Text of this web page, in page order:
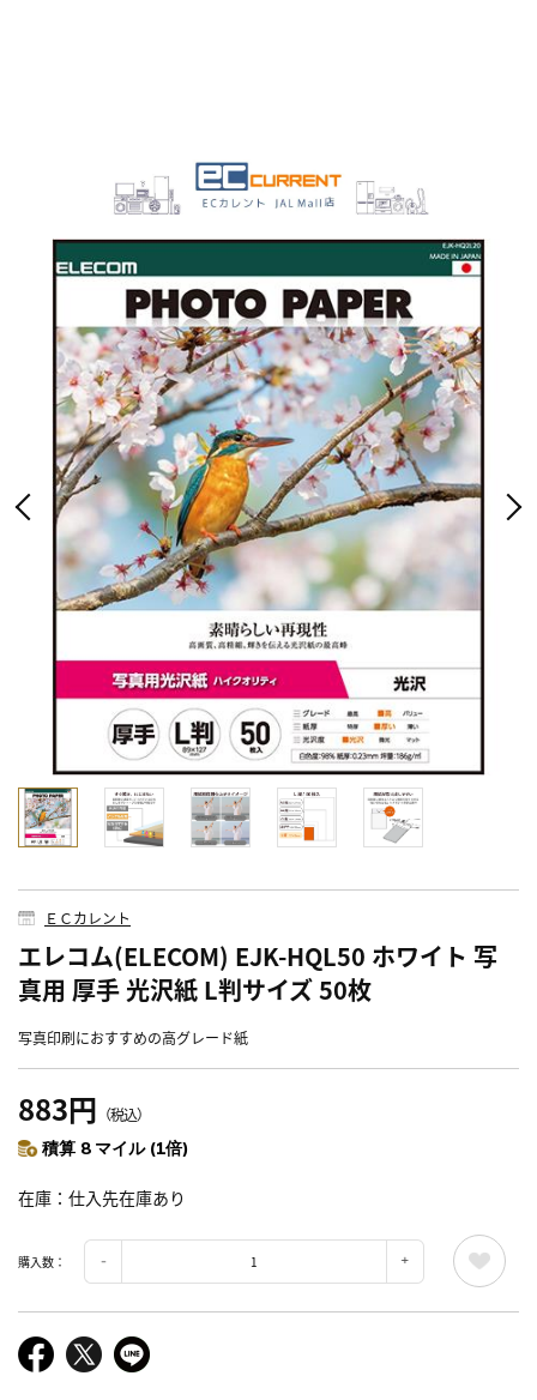
ＥＣカレント
エレコム(ELECOM) EJK-HQL50 ホワイト 写
真用 厚手 光沢紙 L判サイズ 50枚
写真印刷におすすめの高グレード紙
883円 （税込）
積算 8 マイル (1倍)
在庫 仕入先在庫あり
購入数：